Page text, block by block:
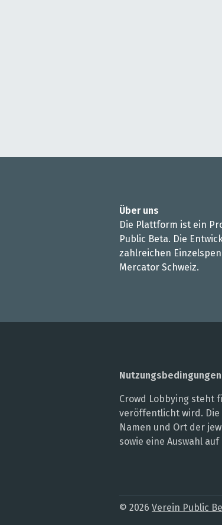
Über uns
Die Plattform ist ein
Public Beta. Die
zahlreichen
Mercator Schweiz.
Nutzungsbedingungen
Crowd Lobbying steht
veröffentlicht wird. Die
Namen und Ort der
sowie eine Auswahl
© 2026 Verein Public